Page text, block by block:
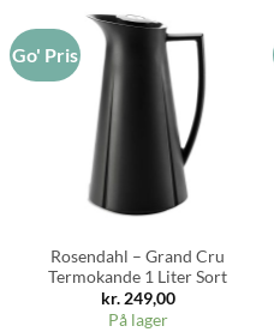
Go' Pris
Rosendahl – Grand Cru
Termokande 1 Liter Sort
kr.249,00
På lager